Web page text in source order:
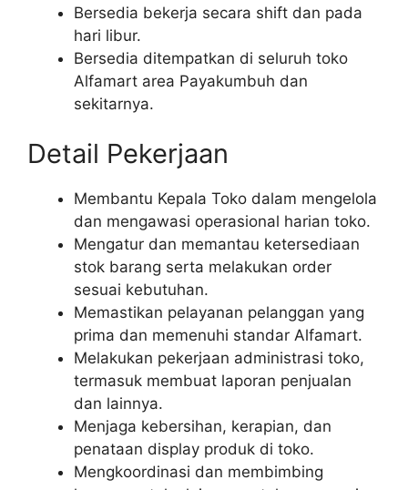
Bersedia bekerja secara shift dan pada
hari libur.
Bersedia ditempatkan di seluruh toko
Alfamart area Payakumbuh dan
sekitarnya.
Detail Pekerjaan
Membantu Kepala Toko dalam mengelola
dan mengawasi operasional harian toko.
Mengatur dan memantau ketersediaan
stok barang serta melakukan order
sesuai kebutuhan.
Memastikan pelayanan pelanggan yang
prima dan memenuhi standar Alfamart.
Melakukan pekerjaan administrasi toko,
termasuk membuat laporan penjualan
dan lainnya.
Menjaga kebersihan, kerapian, dan
penataan display produk di toko.
Mengkoordinasi dan membimbing